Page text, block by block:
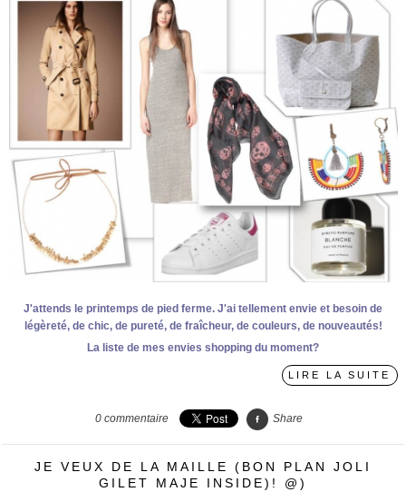
J'attends le printemps de pied ferme. J'ai tellement envie et besoin de
légèreté, de chic, de pureté, de fraîcheur, de couleurs, de nouveautés!
La liste de mes envies shopping du moment?
LIRE LA SUITE
0 commentaire Share
JE VEUX DE LA MAILLE (BON PLAN JOLI
GILET MAJE INSIDE)! @)